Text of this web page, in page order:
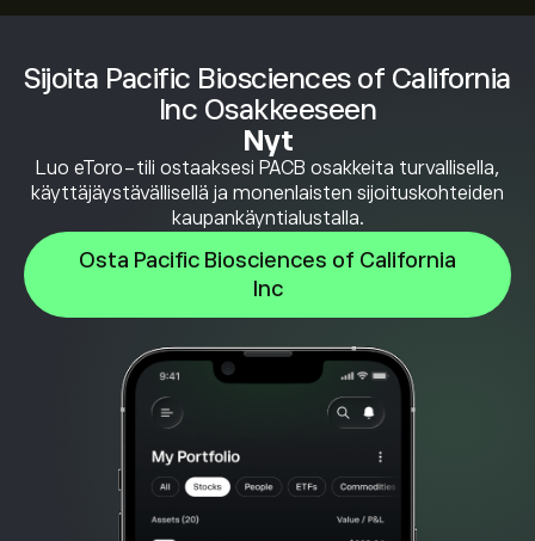
Sijoita Pacific Biosciences of California
Inc Osakkeeseen
Nyt
Luo eToro-tili ostaaksesi PACB osakkeita turvallisella,
käyttäjäystävällisellä ja monenlaisten sijoituskohteiden
kaupankäyntialustalla.
Osta Pacific Biosciences of California
Inc